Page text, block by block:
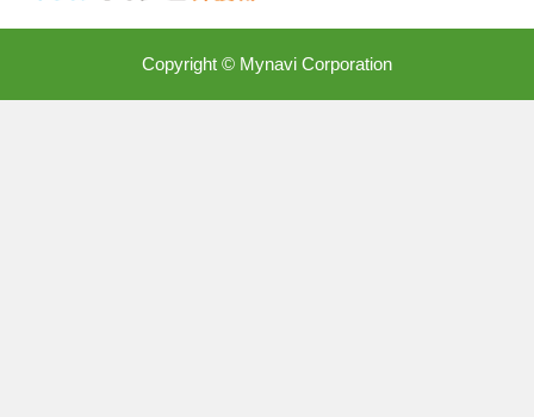
Copyright © Mynavi Corporation